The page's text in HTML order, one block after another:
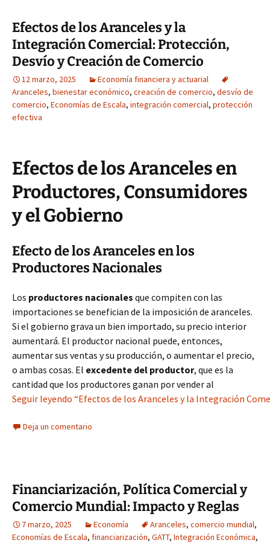
Efectos de los Aranceles y la
Integración Comercial: Protección,
Desvío y Creación de Comercio
12 marzo, 2025
Economía financiera y actuarial
Aranceles, bienestar económico, creación de comercio, desvío de
comercio, Economías de Escala, integración comercial, protección
efectiva
Efectos de los Aranceles en
Productores, Consumidores
y el Gobierno
Efecto de los Aranceles en los
Productores Nacionales
Los productores nacionales que compiten con las
importaciones se benefician de la imposición de aranceles.
Si el gobierno grava un bien importado, su precio interior
aumentará. El productor nacional puede, entonces,
aumentar sus ventas y su producción, o aumentar el precio,
o ambas cosas. El excedente del productor, que es la
cantidad que los productores ganan por vender al
Seguir leyendo “Efectos de los Aranceles y la Integración
Deja un comentario
Financiarización, Política Comercial y
Comercio Mundial: Impacto y Reglas
7 marzo, 2025 Economía Aranceles, comercio mundial,
Economías de Escala, financiarización, GATT, Integración Económica,